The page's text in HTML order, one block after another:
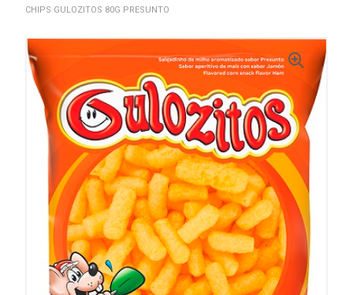
CHIPS GULOZITOS 80G PRESUNTO